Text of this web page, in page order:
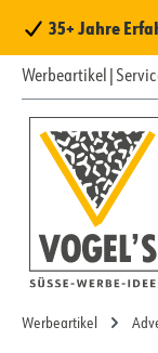
Hauptinhalt
Zur Suche springen
Zur35+ Jahre
Werbeartikel
Werbeartikel